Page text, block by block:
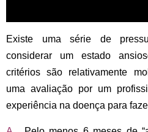
Existe uma série de
considerar um estado
critérios são relativamente
uma avaliação por um
experiência na doença para